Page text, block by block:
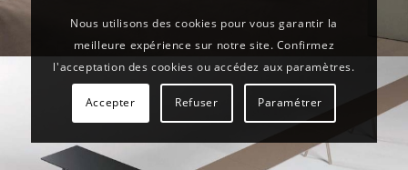
Nous utilisons des cookies pour vous garantir la
meilleure expérience sur notre site. Confirmez
l'acceptation des cookies ou accédez aux paramètres.
Accepter Refuser Paramétrer